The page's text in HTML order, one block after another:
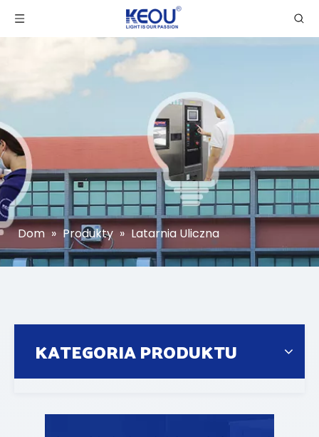
Dom » Produkty » Latarnia Uliczna
KATEGORIA PRODUKTU